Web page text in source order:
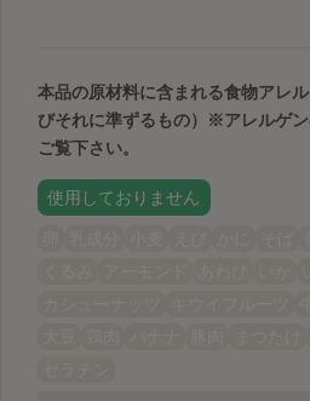
本品の原材料に含まれる食物アレ
びそれに準ずるもの）
※アレルゲ
ご覧下さい。
使用しておりません